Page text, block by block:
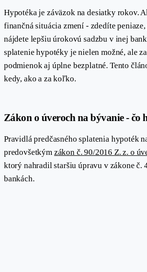
Hypotéka je záväzok na desiatky rokov.
finančná situácia zmení - zdedíte
nájdete lepšiu úrokovú sadzbu v inej
splatenie hypotéky je nielen možné, ale
podmienok aj úplne bezplatné. Tento
kedy, ako a za koľko.
Zákon o úveroch na bývanie - čo
Pravidlá predčasného splatenia hypoték
predovšetkým zákon č. 90/2016 Z. z. o
ktorý nahradil staršiu úpravu v zákone č.
bankách.